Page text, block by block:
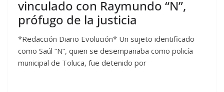
vinculado con Raymundo “N”,
prófugo de la justicia
*Redacción Diario Evolución* Un sujeto identificado
como Saúl “N”, quien se desempañaba como policía
municipal de Toluca, fue detenido por